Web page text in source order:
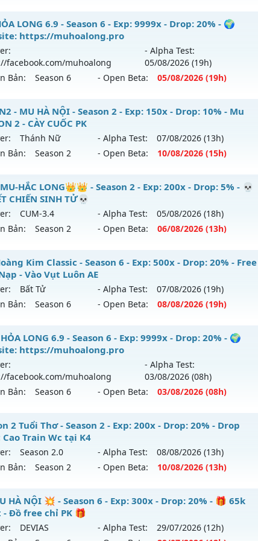
loại: Mu Nguyên bản Webzen
UGK ANTIHACK
Vĩnh Cửu - PK cháy máy - Săn Boss mỏi tay
mới ra tháng 08 2026 - Mở máy chủ
Hảo Hán
9999x - Drop: 90%
loại: Mu Nguyên bản Webzen
ICMPROTECT ✅ 🔴 ✨ ⚡️
LONG 6.9 - Season 6 - Exp: 9999x - Drop: 20% - 🌍
https://muhoalong.pro
facebook.com/muhoalong
- Alpha Test:
05/08/2026 (19h)
Bản:
Season 6 - Open Beta: 05/08/2026 (19h)
LONG 6.9 - 🌍 Website: https://muhoalong.pro
ra tháng 08 2026 - Mở máy chủ https://
05/08/2626
Non Reset
Mu Nguyên bản Webzen
XShield
- MU HÀ NỘI - Season 2 - Exp: 150x - Drop: 10% - Mu
2 - CÀY CUỐC PK
Thánh Nữ - Alpha Test: 07/08/2026 (13h)
Bản:
Season 2 - Open Beta: 10/08/2026 (15h)
- MU HÀ NỘI - Mu SEASON 2 - CÀY CUỐC PK
mới ra tháng 08 2026 - Mở máy chủThánh Nữ vào
150x - Drop: 10%
loại: Mu Nguyên bản Webzen
IGMU.DEV
HẮC LONG👑👑 - Season 2 - Exp: 200x - Drop: 5% - 💀
CHIẾN SINH TỬ💀
CUM-3.4 - Alpha Test: 05/08/2026 (18h)
Bản:
Season 2 - Open Beta: 06/08/2026 (13h)
HẮC LONG👑👑 - 💀QUYẾT CHIẾN SINH TỬ💀
mới ra tháng 08 2026 - Mở máy chủCUM-3.4vào 13h
200x - Drop: 5%
loại: Mu Nguyên bản Webzen
Sharkguard
Kim Classic - Season 6 - Exp: 500x - Drop: 20% - Free
- Vào Vụt Luôn AE
Bất Tử - Alpha Test: 07/08/2026 (19h)
Bản:
Season 6 - Open Beta: 08/08/2026 (19h)
Hoàng Kim Classic - Free Mốc Nạp - Vào Vụt Luôn AE
mới ra tháng 08 2026 - Mở máy chủ
Bất Tử
500x - Drop: 20%
loại: Mu Nguyên bản Webzen
X-Team
LONG 6.9 - Season 6 - Exp: 9999x - Drop: 20% - 🌍
https://muhoalong.pro
facebook.com/muhoalong
- Alpha Test:
03/08/2026 (08h)
Bản:
Season 6 - Open Beta: 03/08/2026 (08h)
LONG 6.9 - 🌍 Website: https://muhoalong.pro
ra tháng 08 2026 - Mở máy chủ https://
03/08/2626
Non Reset
Mu Nguyên bản Webzen
2 Tuổi Thơ - Season 2 - Exp: 200x - Drop: 20% - Drop
Cao Train Wc tại K4
Season 2.0 - Alpha Test: 08/08/2026 (13h)
Bản:
Season 2 - Open Beta: 10/08/2026 (13h)
2 Tuổi Thơ - Drop Ngọc Cao Train Wc tại K4
mới ra tháng 08 2026 - Mở máy chủSeason 2.0 vào
HÀ NỘI 💥 - Season 6 - Exp: 300x - Drop: 20% - 🎁 65k
- Đồ free chỉ PK 🎁
DEVIAS - Alpha Test: 29/07/2026 (12h)